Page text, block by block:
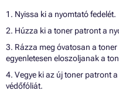
1. Nyissa ki a nyomtató fedelét.
2. Húzza ki a toner patront a
3. Rázza meg óvatosan a
egyenletesen eloszoljanak a
4. Vegye ki az új toner patront
védőfóliát.